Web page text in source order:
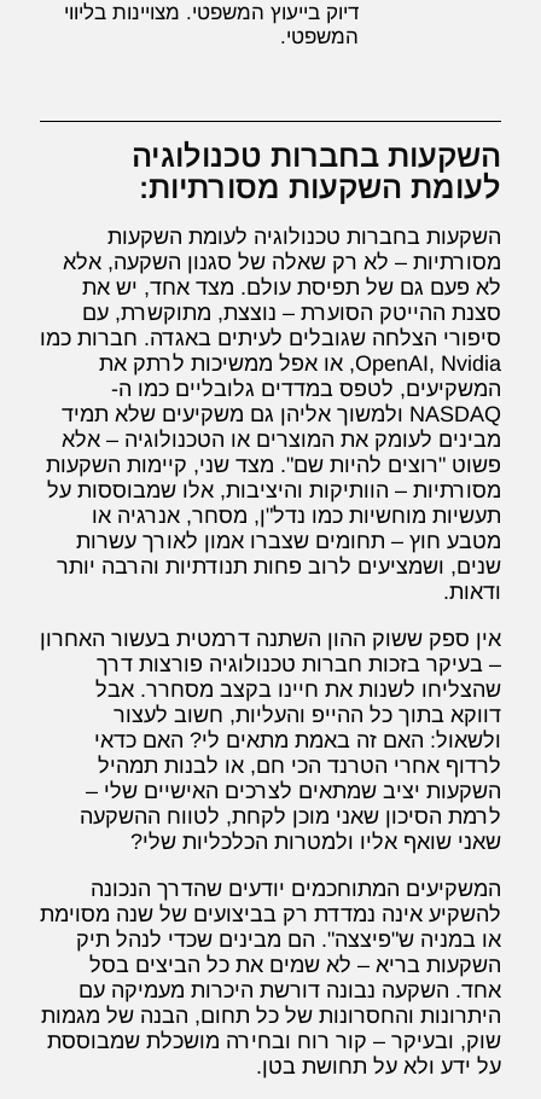
דיוק בייעוץ המשפטי. מצויינות בליווי
המשפטי.
השקעות בחברות טכנולוגיה
לעומת השקעות מסורתיות:
השקעות בחברות טכנולוגיה לעומת השקעות
מסורתיות – לא רק שאלה של סגנון השקעה, אלא
לא פעם גם של תפיסת עולם. מצד אחד, יש את
סצנת ההייטק הסוערת – נוצצת, מתוקשרת, עם
סיפורי הצלחה שגובלים לעיתים באגדה. חברות כמו
OpenAI, Nvidia, או אפל ממשיכות לרתק את
המשקיעים, לטפס במדדים גלובליים כמו ה-
NASDAQ ולמשוך אליהן גם משקיעים שלא תמיד
מבינים לעומק את המוצרים או הטכנולוגיה – אלא
פשוט "רוצים להיות שם". מצד שני, קיימות השקעות
מסורתיות – הוותיקות והיציבות, אלו שמבוססות על
תעשיות מוחשיות כמו נדל"ן, מסחר, אנרגיה או
מטבע חוץ – תחומים שצברו אמון לאורך עשרות
שנים, ושמציעים לרוב פחות תנודתיות והרבה יותר
ודאות.
אין ספק ששוק ההון השתנה דרמטית בעשור האחרון
– בעיקר בזכות חברות טכנולוגיה פורצות דרך
שהצליחו לשנות את חיינו בקצב מסחרר. אבל
דווקא בתוך כל ההייפ והעליות, חשוב לעצור
ולשאול: האם זה באמת מתאים לי? האם כדאי
לרדוף אחרי הטרנד הכי חם, או לבנות תמהיל
השקעות יציב שמתאים לצרכים האישיים שלי –
לרמת הסיכון שאני מוכן לקחת, לטווח ההשקעה
שאני שואף אליו ולמטרות הכלכליות שלי?
המשקיעים המתוחכמים יודעים שהדרך הנכונה
להשקיע אינה נמדדת רק בביצועים של שנה מסוימת
או במניה ש"פיצצה". הם מבינים שכדי לנהל תיק
השקעות בריא – לא שמים את כל הביצים בסל
אחד. השקעה נבונה דורשת היכרות מעמיקה עם
היתרונות והחסרונות של כל תחום, הבנה של מגמות
שוק, ובעיקר – קור רוח ובחירה מושכלת שמבוססת
על ידע ולא על תחושת בטן.